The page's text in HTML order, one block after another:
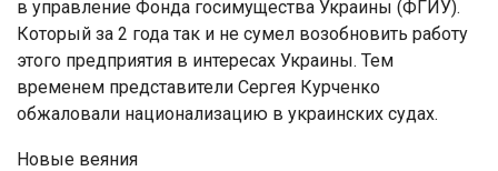
в управление Фонда госимущества Украины (ФГИУ).
Который за 2 года так и не сумел возобновить работу
этого предприятия в интересах Украины. Тем
временем представители Сергея Курченко
обжаловали национализацию в украинских судах.
Новые веяния